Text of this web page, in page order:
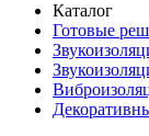
Каталог
Готовые